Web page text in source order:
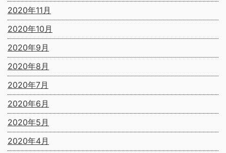
2020年11月
2020年10月
2020年9月
2020年8月
2020年7月
2020年6月
2020年5月
2020年4月